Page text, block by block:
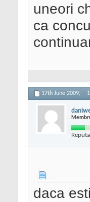
uneori
ca
17th June 2009,
daca